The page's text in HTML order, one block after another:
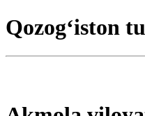
Qozogʻiston